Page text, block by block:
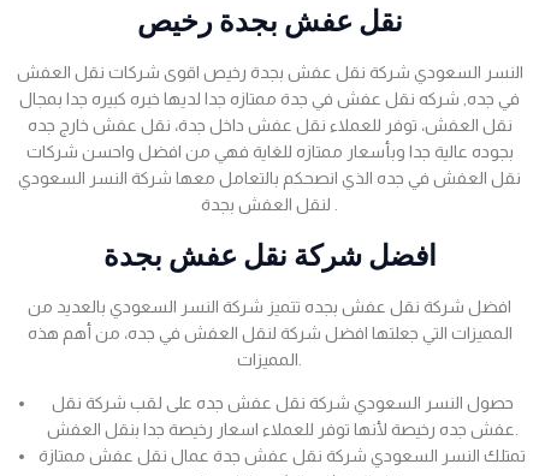
نقل عفش بجدة رخيص
النسر السعودي شركة نقل عفش بجدة رخيص اقوى شركات نقل العفش
في جده, شركه نقل عفش في جدة ممتازه جدا لديها خبره كبيره جدا بمجال
نقل العفش، توفر للعملاء نقل عفش داخل جدة، نقل عفش خارج جده
بجوده عالية جدا وبأسعار ممتازه للغاية فهي من افضل واحسن شركات
نقل العفش في جده الذي انصحكم بالتعامل معها شركة النسر السعودي
افضل شركة نقل عفش بجدة
افضل شركة نقل عفش بجده تتميز شركة النسر السعودي بالعديد من
المميزات التي جعلتها افضل شركة لنقل العفش في جده، من أهم هذه
حصول النسر السعودي شركة نقل عفش جده على لقب شركة نقل
تمتلك النسر السعودي شركة نقل عفش جدة عمال نقل عفش ممتازة